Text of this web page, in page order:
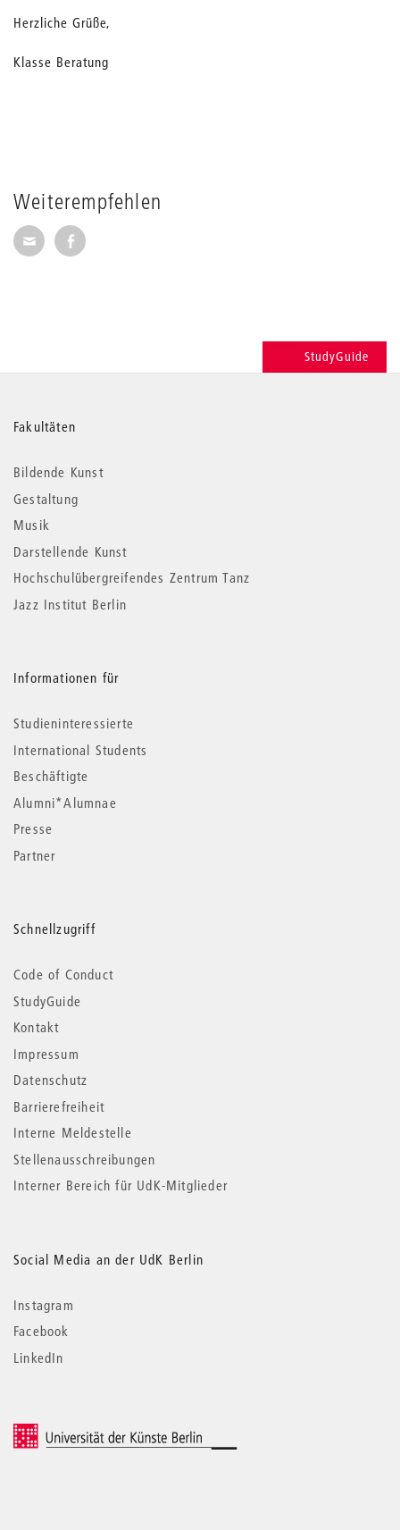
Weiterempfehlen
Seite per E-Mail weiterempfehlen
Seite auf Facebook weiterempfehlen
Herzliche Grüße,
Klasse Beratung
StudyGuide
Weitere
Informationen
Fakultäten
Bildende Kunst
Gestaltung
Musik
Darstellende Kunst
Hochschulübergreifendes Zentrum Tanz
Jazz Institut Berlin
Informationen für
Studieninteressierte
International Students
Beschäftigte
Alumni*Alumnae
Presse
Partner
Schnellzugriff
Code of Conduct
StudyGuide
Kontakt
Impressum
Datenschutz
Barrierefreiheit
Interne Meldestelle
Stellenausschreibungen
Interner Bereich für UdK-Mitglieder
Social Media an der UdK Berlin
Instagram
Facebook
LinkedIn
© 2026 Universität der Künste Berlin